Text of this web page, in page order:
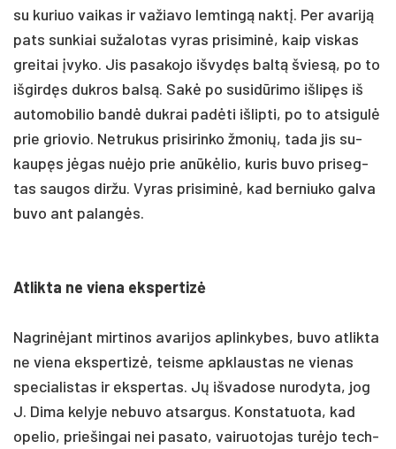
su ku­riuo vai­kas ir va­žia­vo lem­tingą naktį. Per ava­riją
pa­ts sun­kiai su­ža­lo­tas vy­ras pri­si­minė, kaip vis­kas
grei­tai įvy­ko. Jis pa­sa­ko­jo iš­vydęs baltą šviesą, po to
iš­girdęs duk­ros balsą. Sakė po su­si­dūri­mo iš­lipęs iš
au­to­mo­bi­lio bandė duk­rai pa­dėti iš­lip­ti, po to at­si­gulė
prie grio­vio. Net­ru­kus pri­si­rin­ko žmo­nių, ta­da jis su­
kaupęs jėgas nu­ėjo prie anūkė­lio, ku­ris bu­vo pri­seg­
tas sau­gos dir­žu. Vy­ras pri­si­minė, kad ber­niu­ko gal­va
bu­vo ant pa­langės.
At­lik­ta ne vie­na eks­per­tizė
Nag­rinė­jant mir­ti­nos ava­ri­jos ap­lin­ky­bes, bu­vo at­lik­ta
ne vie­na eks­per­tizė, teis­me ap­klaus­tas ne vie­nas
spe­cia­lis­tas ir eks­per­tas. Jų iš­va­do­se nu­ro­dy­ta, jog
J. Di­ma ke­ly­je ne­bu­vo at­sar­gus. Kons­ta­tuo­ta, kad
ope­lio, prie­šin­gai nei pa­sa­to, vai­ruo­to­jas turė­jo tech­